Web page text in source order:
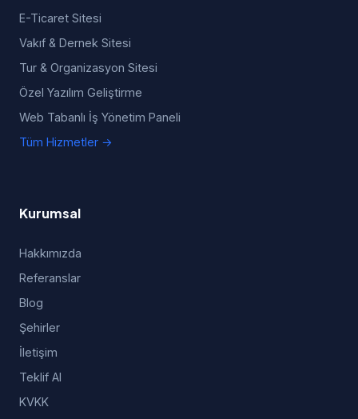
E-Ticaret Sitesi
Vakıf & Dernek Sitesi
Tur & Organizasyon Sitesi
Özel Yazılım Geliştirme
Web Tabanlı İş Yönetim Paneli
Tüm Hizmetler →
Kurumsal
Hakkımızda
Referanslar
Blog
Şehirler
İletişim
Teklif Al
KVKK